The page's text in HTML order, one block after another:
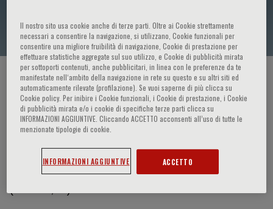
GENTIAN DENAS
HOME PAGE / CORSI ED EVENTI / RELATORE
GENTIAN DENAS
Clinica Cardiologica Università degli studi Padova
Il nostro sito usa cookie anche di terze parti. Oltre ai Cookie strettamente
necessari a consentire la navigazione, si utilizzano, Cookie funzionali per
consentire una migliore fruibilità di navigazione, Cookie di prestazione per
effettuare statistiche aggregate sul suo utilizzo, e Cookie di pubblicità mirata
per sottoporti contenuti, anche pubblicitari, in linea con le preferenze da te
manifestate nell‘ambito della navigazione in rete su questo e su altri siti ed
automaticamente rilevate (profilazione). Se vuoi saperne di più clicca su
Cookie policy. Per inibire i Cookie funzionali, i Cookie di prestazione, i Cookie
di pubblicità mirata e/o i cookie di specifiche terze parti clicca su
INFORMAZIONI AGGIUNTIVE. Cliccando ACCETTO acconsenti all’uso di tutte le
menzionate tipologie di cookie.
INFORMAZIONI AGGIUNTIVE ACCETTO